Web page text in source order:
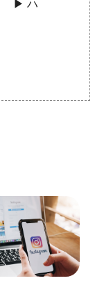
。 ▶︎ハ